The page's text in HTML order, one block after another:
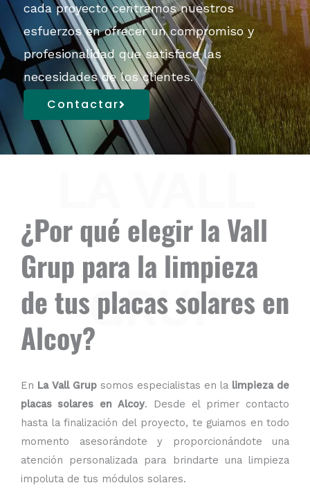
cada proyecto centramos nuestros
esfuerzos en ofrecer un compromisoy
profesionalidad quesatisface las
necesidades de los clientes.
Contactar
¿Por qué elegir la Vall
Grup para la limpieza
de tus placas solares en
Alcoy?
En La Vall Grup somos especialistas en la limpieza de
placas solares en Alcoy. Desde el primer contacto
hasta la finalización del proyecto, te guiamos en todo
momento asesorándote y proporcionándote una
atención personalizada para brindarte una limpieza
impoluta de tus módulos solares.
GRUP